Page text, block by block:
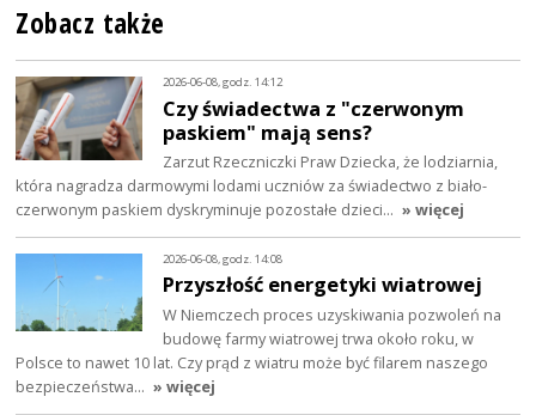
Zobacz także
2026-06-08, godz. 14:12
Czy świadectwa z "czerwonym
paskiem" mają sens?
Zarzut Rzeczniczki Praw Dziecka, że lodziarnia,
która nagradza darmowymi lodami uczniów za świadectwo z biało-
czerwonym paskiem dyskryminuje pozostałe dzieci… » więcej
2026-06-08, godz. 14:08
Przyszłość energetyki wiatrowej
W Niemczech proces uzyskiwania pozwoleń na
budowę farmy wiatrowej trwa około roku, w
Polsce to nawet 10 lat. Czy prąd z wiatru może być filarem naszego
bezpieczeństwa… » więcej